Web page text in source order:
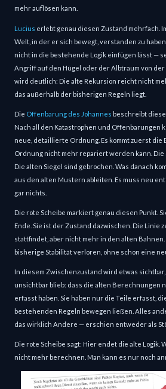
mehr auflösen kann.
Lucius erlebt genau diesen Zustand mehrfach.
Welt, in der er sich bewegt, verstanden zu
nicht in die bestehende Logik einfügen lässt —
Angriff auf den Hügel oder der Albtraum von der
wird deutlich: Die alte Rekursion reicht nicht
das außerhalb der bisherigen Regeln liegt.
Die Offenbarung des Johannes beschreibt
Nach all den Katastrophen und Offenbarungen
neue, detaillierte Ordnung. Es kommt zuerst die
Ordnung nicht mehr repariert werden kann. Die
Die alten Siegel sind gebrochen. Was danach
aus den alten Mustern ableiten. Es muss neu
gar nichts.
Die rote Scheibe markiert genau diesen Punkt.
Ende. Sie ist der Zustand dazwischen. Die Linie
stattfindet, aber nicht mehr in den alten Bahnen.
bisherige Stabilität verloren, ohne schon eine
In diesem Zwischenzustand wird etwas
unsichtbar blieb: dass die alten Berechnungen
erfasst haben. Sie haben nur die Teile erfasst,
bestehenden Regeln bewegen ließen. Alles
das wirklich Andere — erschien entweder als
Die rote Scheibe sagt: Hier endet die alte Logik.
nicht mehr berechnen. Man kann es nur noch